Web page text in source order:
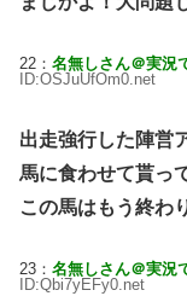
22： 名無しさん＠実況
ID:OSJuUfOm0.net
出走強行した陣営
馬に食わせて貰っ
この馬はもう終わ
23： 名無しさん＠実況
ID:Qbi7yEFy0.net